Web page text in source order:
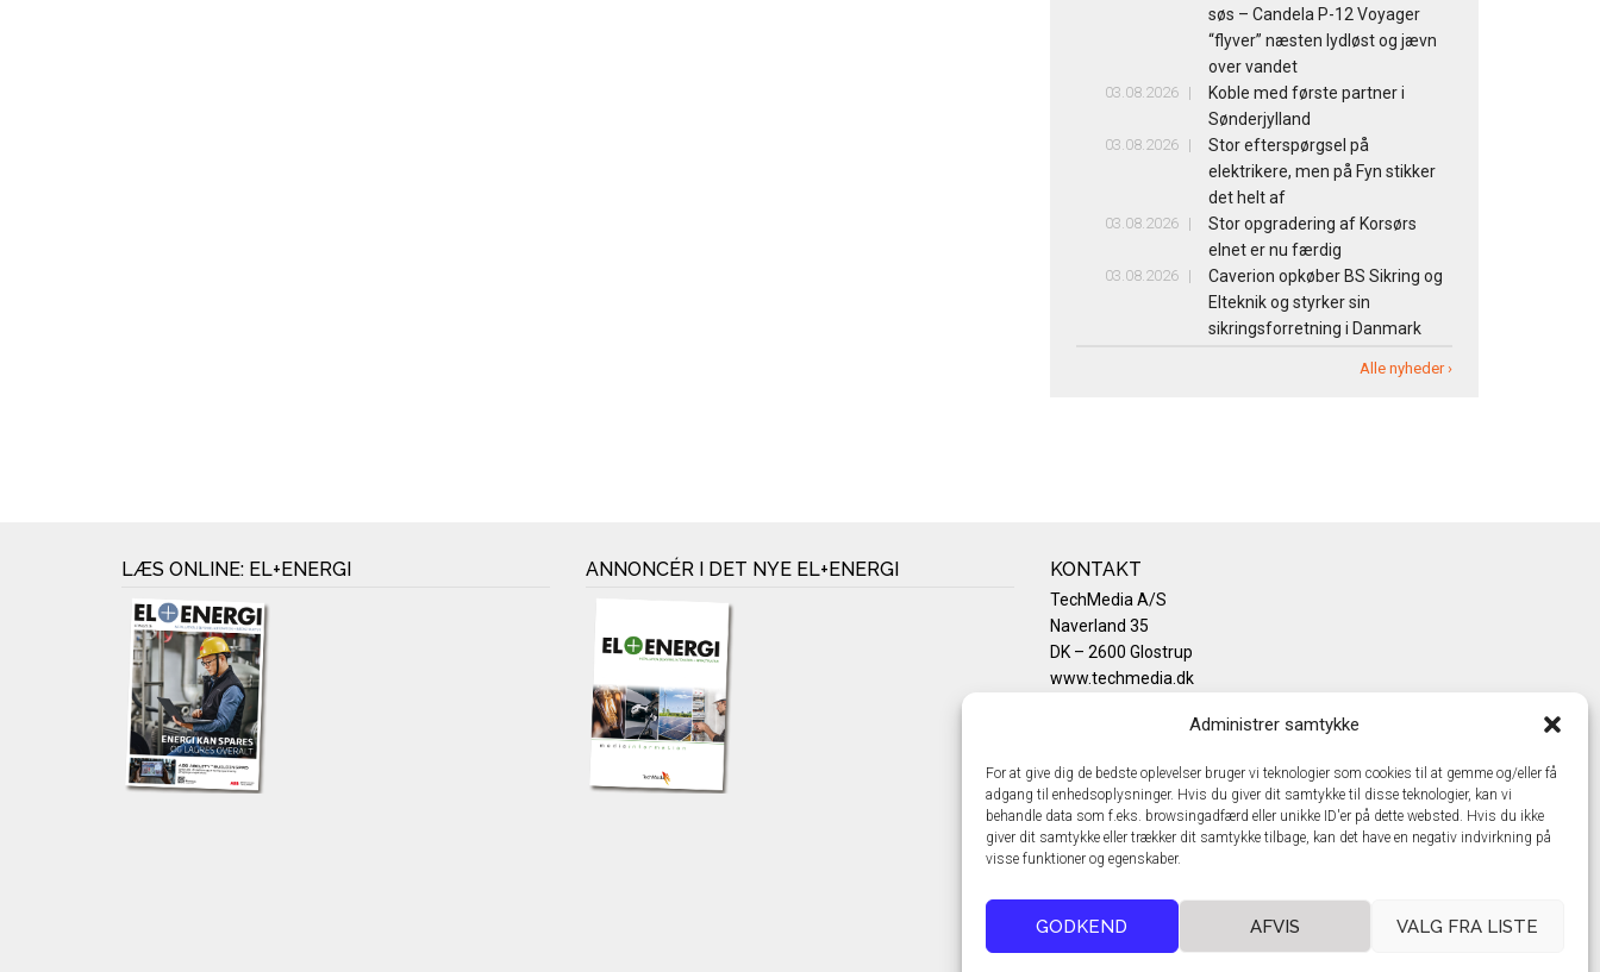
Administrer samtykke
For at give dig de bedste oplevelser bruger vi teknologier som cookies til at gemme og/eller få
adgang til enhedsoplysninger. Hvis du giver dit samtykke til disse teknologier, kan vi
behandle data som f.eks. browsingadfærd eller unikke ID'er på dette websted. Hvis du ikke
giver dit samtykke eller trækker dit samtykke tilbage, kan det have en negativ indvirkning på
visse funktioner og egenskaber.
GODKEND AFVIS VALG FRA LISTE
søs – Candela P-12 Voyager
“flyver” næsten lydløst og jævn
over vandet
03.08.2026
Koble med første partner i
Sønderjylland
03.08.2026
Stor efterspørgsel på
elektrikere, men på Fyn stikker
det helt af
03.08.2026
Stor opgradering af Korsørs
elnet er nu færdig
03.08.2026
Caverion opkøber BS Sikring og
Elteknik og styrker sin
sikringsforretning i Danmark
Alle nyheder ›
LÆS ONLINE: EL+ENERGI ANNONCÉR I DET NYE EL+ENERGI KONTAKT
TechMedia A/S
Naverland 35
DK – 2600 Glostrup
www.techmedia.dk
info@techmedia.dk
Cookiepolitik